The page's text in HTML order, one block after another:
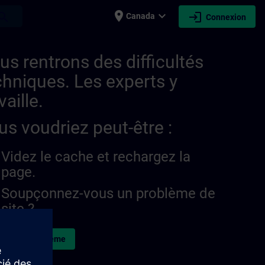
place Canada expand_more login Connexion
rentrons des difficultés
Les experts y
voudriez peut-être :
Videz le cache et rechargez la
page.
Soupçonnez-vous un problème de
site ?
le problème